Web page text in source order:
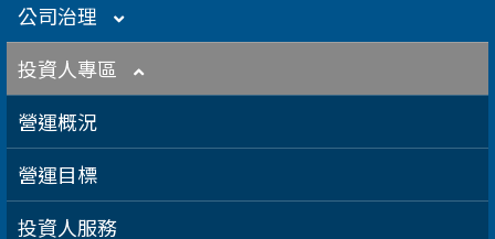
企業大世紀
創辦人理念
關係企業
得獎肯定
光通訊
精密電子
衛星應用
航海電子
急難救助
公司治理
組織架構／經營團隊
董監事名單
功能性委員會
內部稽核
投資人專區
營運概況
營運目標
投資人服務